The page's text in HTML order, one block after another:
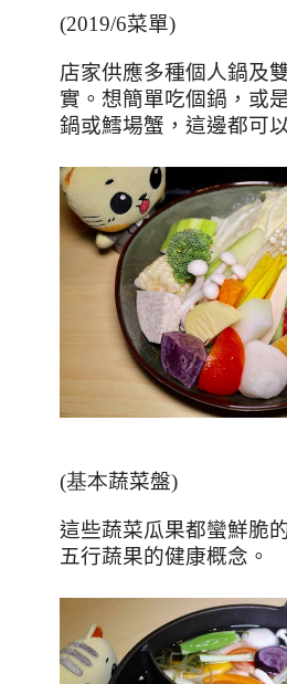
(2019/6菜單)
店家供應多種個人鍋及
實。想簡單吃個鍋，或
鍋或鱈場蟹，這邊都可
(基本蔬菜盤)
這些蔬菜瓜果都蠻鮮脆
五行蔬果的健康概念。